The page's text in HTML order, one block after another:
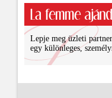
Lepje meg üzleti
egy különleges,